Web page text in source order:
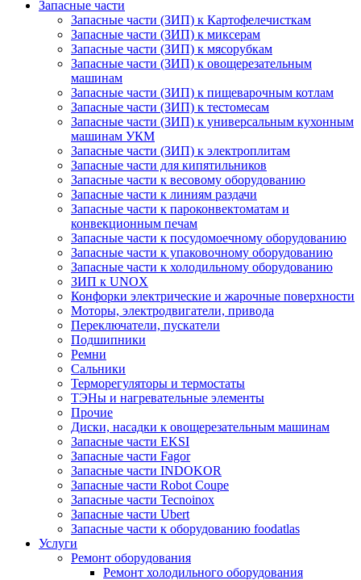
Запасные части
Запасные части (ЗИП) к Картофелечисткам
Запасные части (ЗИП) к миксерам
Запасные части (ЗИП) к мясорубкам
Запасные части (ЗИП) к овощерезательным
машинам
Запасные части (ЗИП) к пищеварочным котлам
Запасные части (ЗИП) к тестомесам
Запасные части (ЗИП) к универсальным кухонным
машинам УКМ
Запасные части (ЗИП) к электроплитам
Запасные части для кипятильников
Запасные части к весовому оборудованию
Запасные части к линиям раздачи
Запасные части к пароконвектоматам и
конвекционным печам
Запасные части к посудомоечному оборудованию
Запасные части к упаковочному оборудованию
Запасные части к холодильному оборудованию
ЗИП к UNOX
Конфорки электрические и жарочные поверхности
Моторы, электродвигатели, привода
Переключатели, пускатели
Подшипники
Ремни
Сальники
Терморегуляторы и термостаты
ТЭНы и нагревательные элементы
Прочие
Диски, насадки к овощерезательным машинам
Запасные части EKSI
Запасные части Fagor
Запасные части INDOKOR
Запасные части Robot Coupe
Запасные части Tecnoinox
Запасные части Ubert
Запасные части к оборудованию foodatlas
Услуги
Ремонт оборудования
Ремонт холодильного оборудования